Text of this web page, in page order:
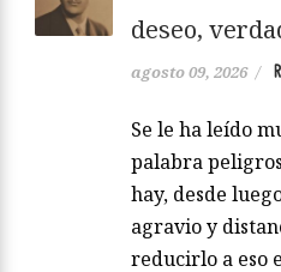
deseo,
agosto 09, 2026 /
Se le ha leído
palabra
hay, desde
agravio y
reducirlo a eso